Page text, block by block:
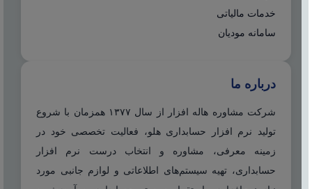
خدمات مالیاتی
سامانه مودیان
درباره ما
شرکت مشاوره هاله افزار از سال ۱۳۷۷ همزمان با شروع
تولید نرم افزار حسابداری هلو، فعالیت تخصصی خود در
زمینه معرفی، مشاوره و انتخاب درست نرم افزار
حسابداری، تهیه سیستم‌های اطلاعاتی و لوازم جانبی مورد